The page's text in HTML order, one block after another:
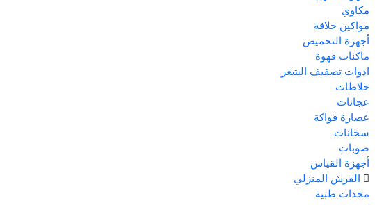
مكاوي
مواكين حلاقة
أجهزة التحميص
ماكنات قهوة
ادوات تصفيف الشعر
خلاطات
عجانات
عصارة فواكة
سخانات
صوبات
أجهزة القياس
الفرش المنزلي
مخدات طبية